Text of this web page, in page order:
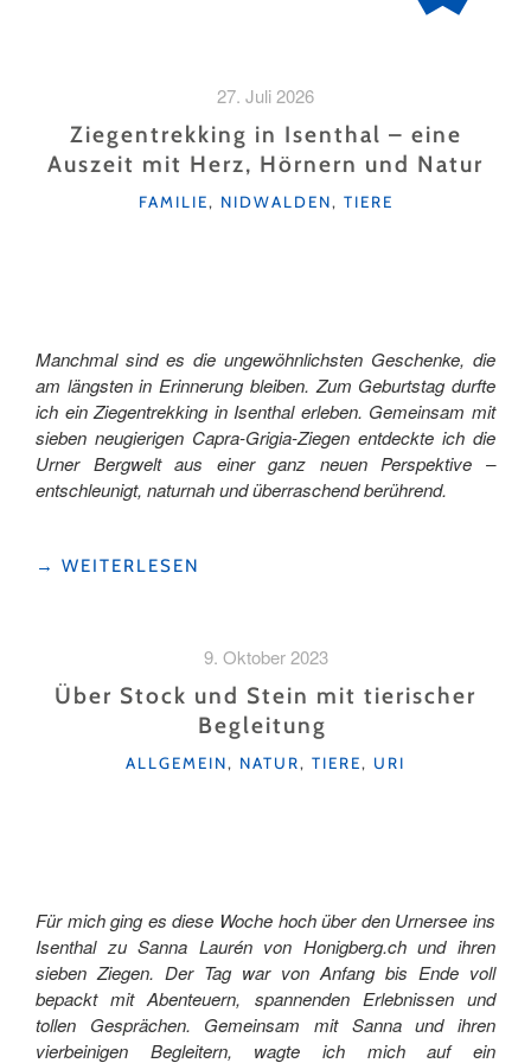
27. Juli 2026
Ziegentrekking in Isenthal – eine
Auszeit mit Herz, Hörnern und Natur
KATEGORIEN
FAMILIE, NIDWALDEN, TIERE
Manchmal sind es die ungewöhnlichsten Geschenke, die
am längsten in Erinnerung bleiben. Zum Geburtstag durfte
ich ein Ziegentrekking in Isenthal erleben. Gemeinsam mit
sieben neugierigen Capra-Grigia-Ziegen entdeckte ich die
Urner Bergwelt aus einer ganz neuen Perspektive –
entschleunigt, naturnah und überraschend berührend.
"ZIEGENTREKKING
AUSZEIT
HÖRNERN
→ WEITERLESEN
9. Oktober 2023
Über Stock und Stein mit tierischer
Begleitung
KATEGORIEN
ALLGEMEIN, NATUR, TIERE, URI
Für mich ging es diese Woche hoch über den Urnersee ins
Isenthal zu Sanna Laurén von Honigberg.ch und ihren
sieben Ziegen. Der Tag war von Anfang bis Ende voll
bepackt mit Abenteuern, spannenden Erlebnissen und
tollen Gesprächen. Gemeinsam mit Sanna und ihren
vierbeinigen Begleitern, wagte ich mich auf ein